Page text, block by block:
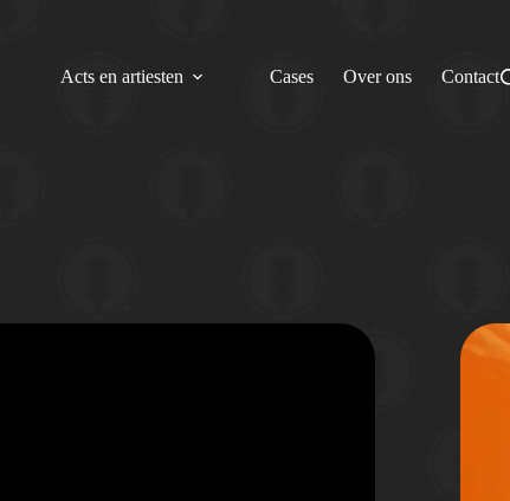
Acts en artiesten Cases Over ons Contact